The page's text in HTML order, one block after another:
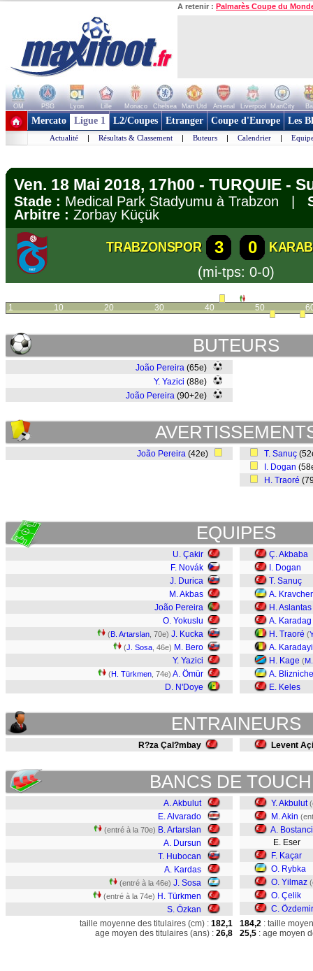
A retenir : Palmarès Coupe du
OM PSG Lyon Lille Monaco Chelsea Man Utd Arsenal Liverpool ManCity
+ de clubs
Mercato Ligue 1 L2/Coupes Etranger Coupe d'Europe Les
Actualité | Résultats & Classement | Buteurs | Calendrier |
Ven. 18 Mai 2018, 17h00 - TURQUIE -
Stade : Medical Park Stadyumu à Trabzon |
Arbitre : Zorbay Küçük
TRABZONSPOR 3 0
(mi-tps: 0-0)
1 10 20 30 40 50
BUTEURS
João Pereira (65e)
Y. Yazici (88e)
João Pereira (90+2e)
João Pereira (42e) T. Sanuç
I. Dogan
H. Traoré
EQUIPES
U. Çakir
F. Novák
J. Durica
M. Akbas
João Pereira
O. Yokuslu
(B. Artarslan , 70e) J. Kucka
(J. Sosa , 46e) M. Bero
Y. Yazici
(H. Türkmen , 74e) A. Ömür
D. N'Doye
Ç. Akbaba
I. Dogan
T. Sanuç
A.
H. Aslantas
A. Karadag
H. Traoré (
A. Karadayi
H. Kage (
A.
E. Keles
ENTRAINEURS
R?za Çal?mbay Levent
BANCS DE
A. Akbulut
E. Alvarado
(entré à la 70e) B. Artarslan
A. Dursun
T. Hubocan
A. Kardas
(entré à la 46e) J. Sosa
(entré à la 74e) H. Türkmen
S. Özkan
Y. Akbulut
M. Akin
A. Bostanci
E. Eser
F. Kaçar
O. Rybka
O. Yilmaz
O. Çelik
C. Özdemir
taille moyenne des titulaires (cm) : 182,1
age moyen des titulaires (ans) : 26,8
184,2 : taille
25,5 : age moyen